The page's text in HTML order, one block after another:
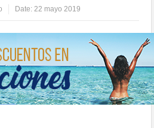
Date:22 mayo 2019